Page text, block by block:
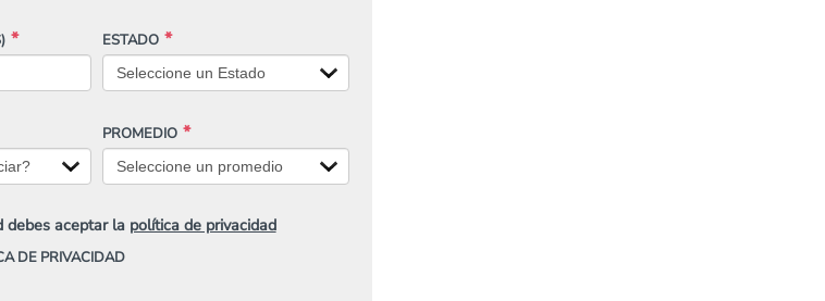
ESTADO
PROMEDIO
debes aceptar la política de privacidad
DE PRIVACIDAD